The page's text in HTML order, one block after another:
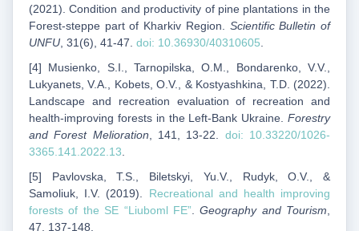
(2021). Сondition and productivity of pine plantations in the
Forest-steppe part of Kharkiv Region. Scientific Bulletin of
UNFU , 31(6), 41-47. doi: 10.36930/40310605
[4] Musienko, S.I., Tarnopilska, O.M., Bondarenko, V.V.,
Lukyanets, V.A., Kobets, O.V., & Kostyashkina, T.D. (2022).
Landscape and recreation evaluation of recreation and
health-improving forests in the Left-Bank Ukraine. Forestry
and Forest Melioration , 141, 13-22. doi: 10.33220/1026-
3365.141.2022.13
[5] Pavlovska, T.S., Biletskyi, Yu.V., Rudyk, O.V., &
Samoliuk, I.V. (2019). Recreational and health improving
forests of the SE “Liuboml FE” .Geography and Tourism
47, 137-148.